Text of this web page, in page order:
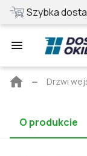
Szybka
Strona
Drzwi
O produkcie